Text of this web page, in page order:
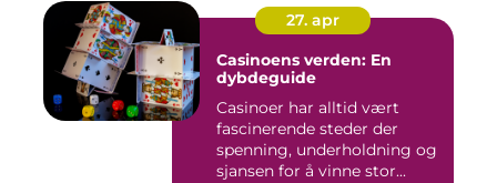
27. apr
Casinoens verden: En
dybdeguide
Casinoer har alltid vært
fascinerende steder der
spenning, underholdning og
sjansen for å vinne stor...